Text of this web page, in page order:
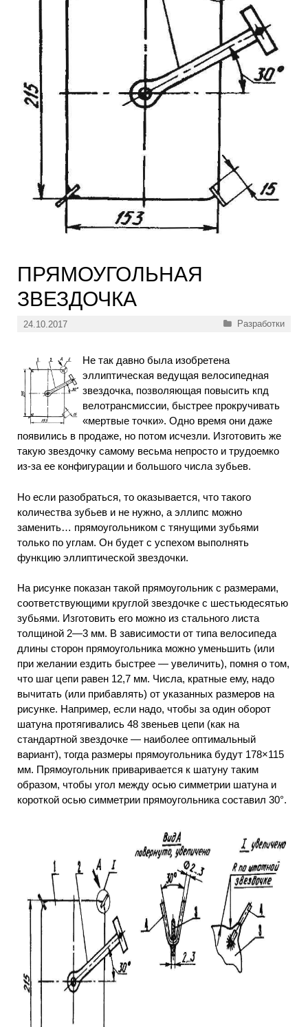
ПРЯМОУГОЛЬНАЯ
ЗВЕЗДОЧКА
24.10.2017 Рубрики
Разработки
Не так давно была изобретена
эллиптическая ведущая велосипедная
звездочка, позволяющая повысить кпд
велотрансмиссии, быстрее прокручивать
«мертвые точки». Одно время они даже
появились в продаже, но потом исчезли. Изготовить же
такую звездочку самому весьма непросто и трудоемко
из-за ее конфигурации и большого числа зубьев.
Но если разобраться, то оказывается, что такого
количества зубьев и не нужно, а эллипс можно
заменить… прямоугольником с тянущими зубьями
только по углам. Он будет с успехом выполнять
функцию эллиптической звездочки.
На рисунке показан такой прямоугольник с размерами,
соответствующими круглой звездочке с шестьюдесятью
зубьями. Изготовить его можно из стального листа
толщиной 2—3 мм. В зависимости от типа велосипеда
длины сторон прямоугольника можно уменьшить (или
при желании ездить быстрее — увеличить), помня о том,
что шаг цепи равен 12,7 мм. Числа, кратные ему, надо
вычитать (или прибавлять) от указанных размеров на
рисунке. Например, если надо, чтобы за один оборот
шатуна протягивались 48 звеньев цепи (как на
стандартной звездочке — наиболее оптимальный
вариант), тогда размеры прямоугольника будут 178×115
мм. Прямоугольник приваривается к шатуну таким
образом, чтобы угол между осью симметрии шатуна и
короткой осью симметрии прямоугольника составил 30°.